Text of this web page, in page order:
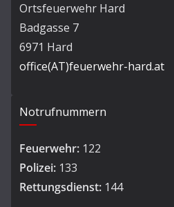
Ortsfeuerwehr Hard
Badgasse 7
6971 Hard
office(AT)feuerwehr-hard.at
Notrufnummern
Feuerwehr: 122
Polizei: 133
Rettungsdienst: 144